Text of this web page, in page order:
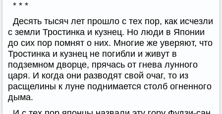
* * *
Десять тысяч лет прошло с тех пор, как исчезли
с земли Тростинка и кузнец. Но люди в Японии
до сих пор помнят о них. Многие же уверяют, что
Тростинка и кузнец не погибли и живут в
подземном дворце, прячась от гнева лунного
царя. И когда они разводят свой очаг, то из
расщелины к луне поднимается столб огненного
дыма.